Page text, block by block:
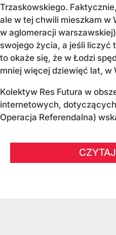
Trzaskowskiego.
ale w tej chwili mieszkam w
w aglomeracji
swojego życia, a jeśli liczyć
to okaże się, że w Łodzi
mniej więcej dziewięć lat, w
Kolektyw Res Futura w
internetowych,
Operacja Referendalna)